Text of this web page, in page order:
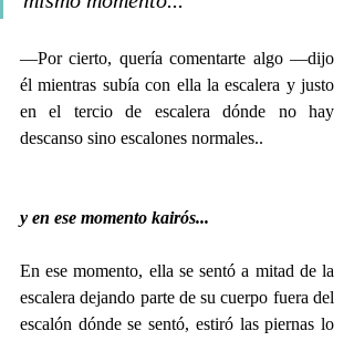
—Por cierto, quería comentarte algo —dijo
él mientras subía con ella la escalera y justo
en el tercio de escalera dónde no hay
descanso sino escalones normales..
y en ese momento kairós...
En ese momento, ella se sentó a mitad de la
escalera dejando parte de su cuerpo fuera del
escalón dónde se sentó, estiró las piernas lo